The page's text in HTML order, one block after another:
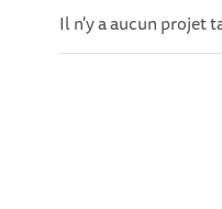
Il n'y a aucun projet